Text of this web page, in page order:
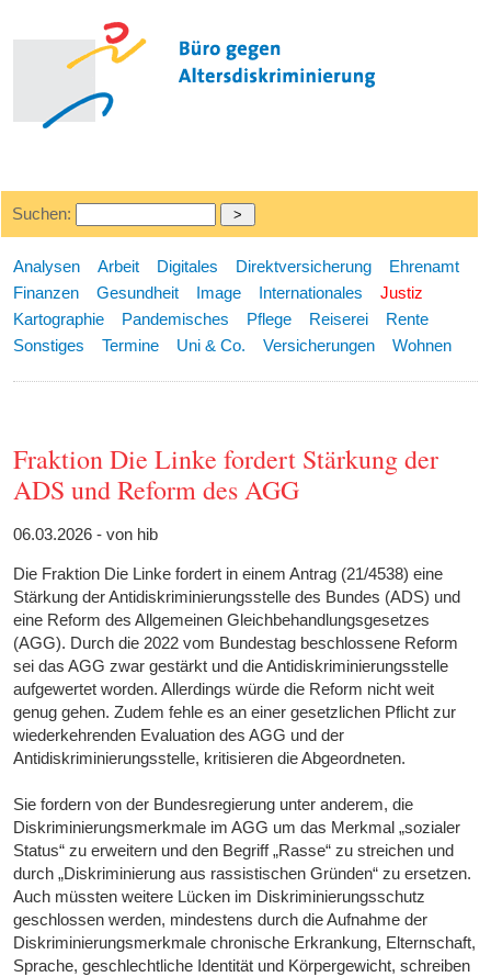
Suchen:
Analysen Arbeit Digitales Direktversicherung
Ehrenamt
Finanzen
Gesundheit Image Internationales
Justiz
Kartographie
Pandemisches Pflege Reiserei
Rente
Sonstiges
Termine Uni & Co. Versicherungen Wohnen
Fraktion Die Linke fordert Stärkung der
ADS und Reform des AGG
06.03.2026 - von hib
Die Fraktion Die Linke fordert in einem Antrag (21/4538) eine
Stärkung der Antidiskriminierungsstelle des Bundes (ADS) und
eine Reform des Allgemeinen Gleichbehandlungsgesetzes
(AGG). Durch die 2022 vom Bundestag beschlossene Reform
sei das AGG zwar gestärkt und die Antidiskriminierungsstelle
aufgewertet worden. Allerdings würde die Reform nicht weit
genug gehen. Zudem fehle es an einer gesetzlichen Pflicht zur
wiederkehrenden Evaluation des AGG und der
Antidiskriminierungsstelle, kritisieren die Abgeordneten.
Sie fordern von der Bundesregierung unter anderem, die
Diskriminierungsmerkmale im AGG um das Merkmal „sozialer
Status“ zu erweitern und den Begriff „Rasse“ zu streichen und
durch „Diskriminierung aus rassistischen Gründen“ zu ersetzen.
Auch müssten weitere Lücken im Diskriminierungsschutz
geschlossen werden, mindestens durch die Aufnahme der
Diskriminierungsmerkmale chronische Erkrankung, Elternschaft,
Sprache, geschlechtliche Identität und Körpergewicht, schreiben